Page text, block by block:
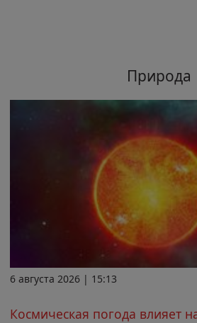
Природа
6 августа 2026 | 15:13
Космическая погода влияет